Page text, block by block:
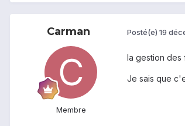
Carman
Membre
Posté(e) 19
la gestion des
Je sais que